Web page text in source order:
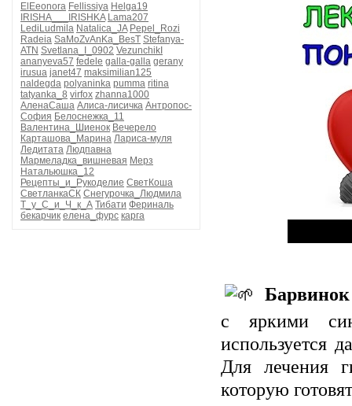
ElEeonora Fellissiya Helga19
IRISHA___IRISHKA Lama207
LediLudmila Natalica_JA Pepel_Rozi
Radeia SaMoZvAnKa_BesT Stefanya-
ATN Svetlana_I_0902 VezunchikI
ananyeva57 fedele galla-galla gerany
irusua janet47 maksimilian125
naldegda polyaninka pumma ritina
tatyanka_8 virfox zhanna1000
АленаСаша Алиса-лисичка Антропос-
София Белоснежка_11
Валентина_Шиенок Вечерело
Карташова_Марина Лариса-муля
Ледитата Людпавна
Мармеладка_вишневая Мерз
Натальюшка_12
Рецепты_и_Рукоделие СветКоша
СветланкаСК Снегурочка_Людмила
Т_у_С_и_Ч_к_А Тибати Фериналь
бекарчик елена_фурс карга
с яркими
используется
Для лечения
которую